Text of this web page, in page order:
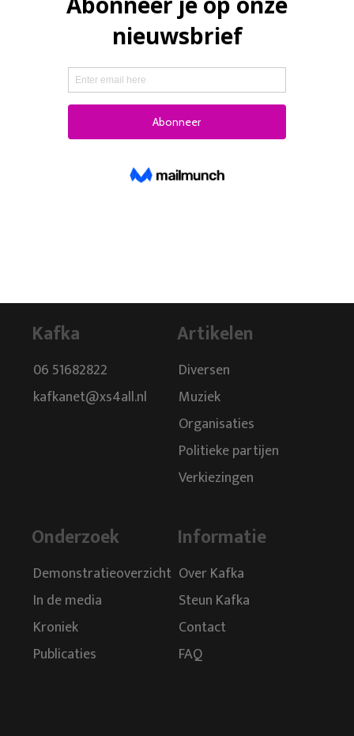
Kafka
06 51682822
kafkanet@xs4all.nl
Artikelen
Diversen
Muziek
Organisaties
Politieke partijen
Verkiezingen
Onderzoek
Demonstratieoverzicht
In de media
Kroniek
Publicaties
Informatie
Over Kafka
Steun Kafka
Contact
FAQ